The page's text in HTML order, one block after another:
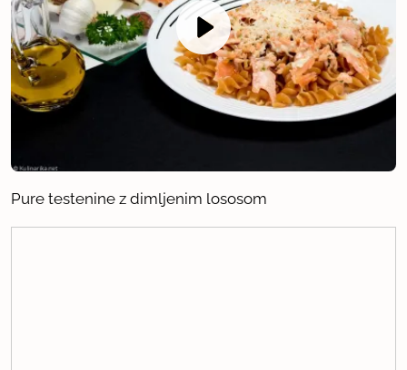
Pure testenine z dimljenim lososom